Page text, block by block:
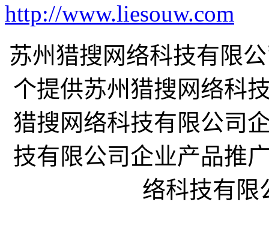
http://www.liesouw.com
苏州猎搜网络科技有限
个提供苏州猎搜网络科
猎搜网络科技有限公司
技有限公司企业产品推
络科技有限